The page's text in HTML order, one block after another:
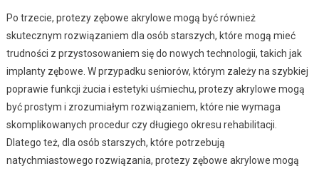
Po trzecie, protezy zębowe akrylowe mogą być również
skutecznym rozwiązaniem dla osób starszych, które mogą mieć
trudności z przystosowaniem się do nowych technologii, takich jak
implanty zębowe. W przypadku seniorów, którym zależy na szybkiej
poprawie funkcji żucia i estetyki uśmiechu, protezy akrylowe mogą
być prostym i zrozumiałym rozwiązaniem, które nie wymaga
skomplikowanych procedur czy długiego okresu rehabilitacji.
Dlatego też, dla osób starszych, które potrzebują
natychmiastowego rozwiązania, protezy zębowe akrylowe mogą